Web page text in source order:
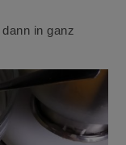
in ganz